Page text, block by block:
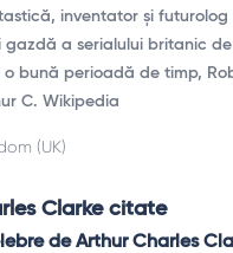
inventator și futurolog
gazdă a serialului britanic de
o bună perioadă de timp,
C. Wikipedia
(UK)
Clarke citate
de Arthur Charles